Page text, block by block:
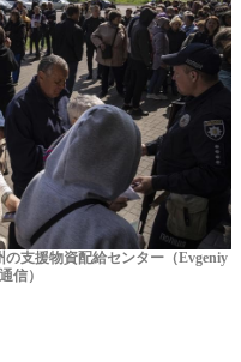
支援物資配給センター（Evgeniy
信）